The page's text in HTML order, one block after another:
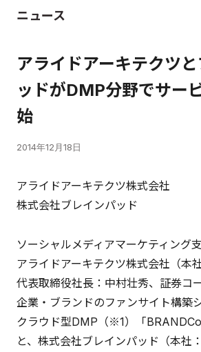
ニュース
アライドアーキテクツ
ッドがDMP分野でサー
始
2014年12月18日
アライドアーキテクツ株式会社
株式会社ブレインパッド
ソーシャルメディアマーケティング
アライドアーキテクツ株式会社（本
代表取締役社長：中村壮秀、証券コ
企業・ブランドのファンサイト構築
クラウド型DMP（※1）「BRANDCo
と、株式会社ブレインパッド（本社